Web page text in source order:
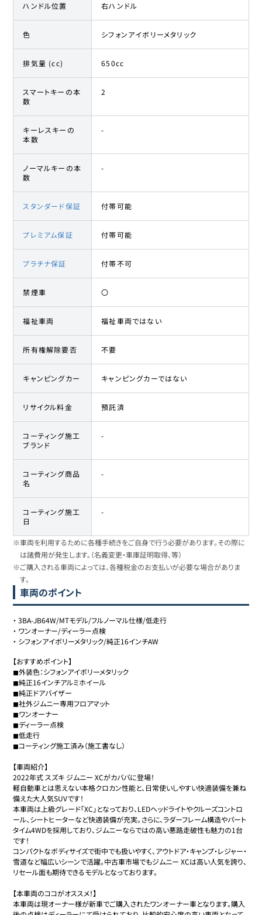
ハンドル位置 右ハンドル
色 シフォンアイボリーメタリック
排気量 (cc) 650cc
スマートキーの本
数
2
キーレスキーの
本数
-
ノーマルキーの本
数
-
スタンダード保証 付帯可能
プレミアム保証 付帯可能
プラチナ保証 付帯不可
禁煙車 〇
福祉車両 福祉車両ではない
所有権解除要否 不要
キャンピングカー キャンピングカーではない
リサイクル料金 預託済
コーティング施工
ブランド
-
コーティング商品
名
-
コーティング施工
日
-
※車両を利用するために各種手続きをご自身で行う必要があります。その際に
は諸費用が発生します。（名義変更・車庫証明取得、等）
※ご購入される車両によっては、各種税金のお支払いが必要な場合がありま
す。
車両のポイント
・3BA-JB64W/MTモデル/フルノーマル仕様/低走行
・ ワンオーナー/ディーラー点検
・ シフォンアイボリーメタリック/純正16インチAW
【おすすめポイント】
◼︎外装色：シフォンアイボリーメタリック
◼︎純正16インチアルミホイール
◼︎純正ドアバイザー
◼︎社外ジムニー専用フロアマット
◼︎ワンオーナー
◼︎ディーラー点検
◼︎低走行
◼︎コーティング施工済み（施工書なし）
【車両紹介】
2022年式 スズキ ジムニー XCがカババに登場！
軽自動車とは思えない本格クロカン性能と、日常使いしやすい快適装備を兼ね
備えた大人気SUVです！
本車両は上級グレード「XC」となっており、LEDヘッドライトやクルーズコントロ
ール、シートヒーターなど快適装備が充実。さらに、ラダーフレーム構造やパート
タイム4WDを採用しており、ジムニーならではの高い悪路走破性も魅力の1台
です！
コンパクトなボディサイズで街中でも扱いやすく、アウトドア・キャンプ・レジャー・
雪道など幅広いシーンで活躍。中古車市場でもジムニー XCは高い人気を誇り、
リセール面も期待できるモデルとなっております。
【本車両のココがオススメ！】
本車両は現オーナー様が新車でご購入されたワンオーナー車となります。購入